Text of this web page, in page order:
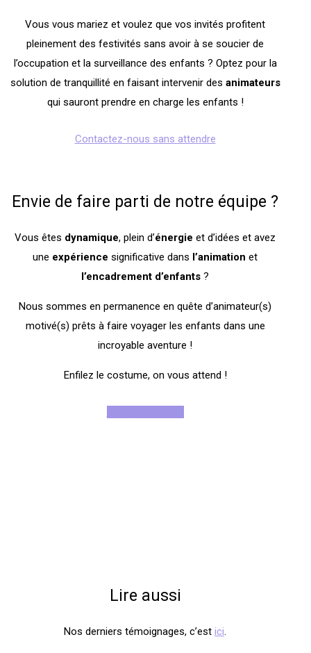
Vous vous mariez et voulez que vos invités profitent
pleinement des festivités sans avoir à se soucier de
l’occupation et la surveillance des enfants ? Optez pour la
solution de tranquillité en faisant intervenir des animateurs
qui sauront prendre en charge les enfants !
Contactez-nous sans attendre
Envie de faire parti de notre équipe ?
Vous êtes dynamique, plein d’énergie et d’idées et avez
une expérience significative dans l’animation et
l’encadrement d’enfants ?
Nous sommes en permanence en quête d’animateur(s)
motivé(s) prêts à faire voyager les enfants dans une
incroyable aventure !
Enfilez le costume, on vous attend !
Lire aussi
Nos derniers témoignages, c’est ici.